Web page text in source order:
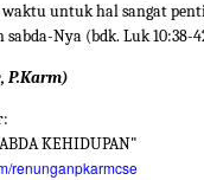
untuk hal sangat
Nya (bdk. Luk 10:38-
P.Karm)
KEHIDUPAN"
renunganpkarmcse